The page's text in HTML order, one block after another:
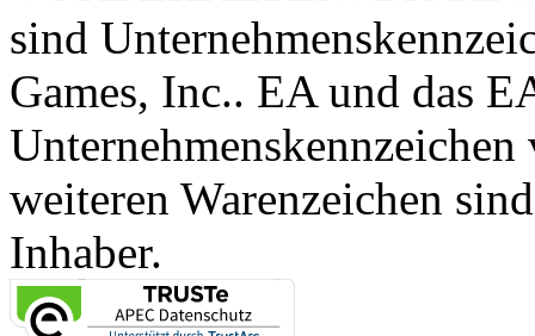
sind
Games, Inc.. EA und das
weiteren Warenzeichen
Inhaber.